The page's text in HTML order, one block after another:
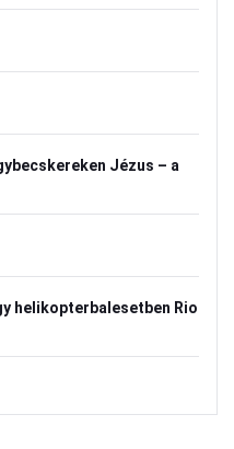
Jézus – a
helikopterbalesetben Rio